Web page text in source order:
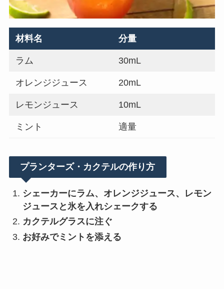
材料名 分量
ラム 30mL
オレンジジュース 20mL
レモンジュース 10mL
ミント 適量
プランターズ・カクテルの作り方
シェーカーにラム、オレンジジュース、レモン
ジュースと氷を入れシェークする
カクテルグラスに注ぐ
お好みでミントを添える